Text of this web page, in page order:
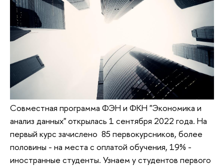
Совместная программа ФЭН и ФКН "Экономика и
анализ данных" открылась 1 сентября 2022 года. На
первый курс зачислено 85 первокурсников, более
половины - на места с оплатой обучения, 19% -
иностранные студенты. Узнаем у студентов первого